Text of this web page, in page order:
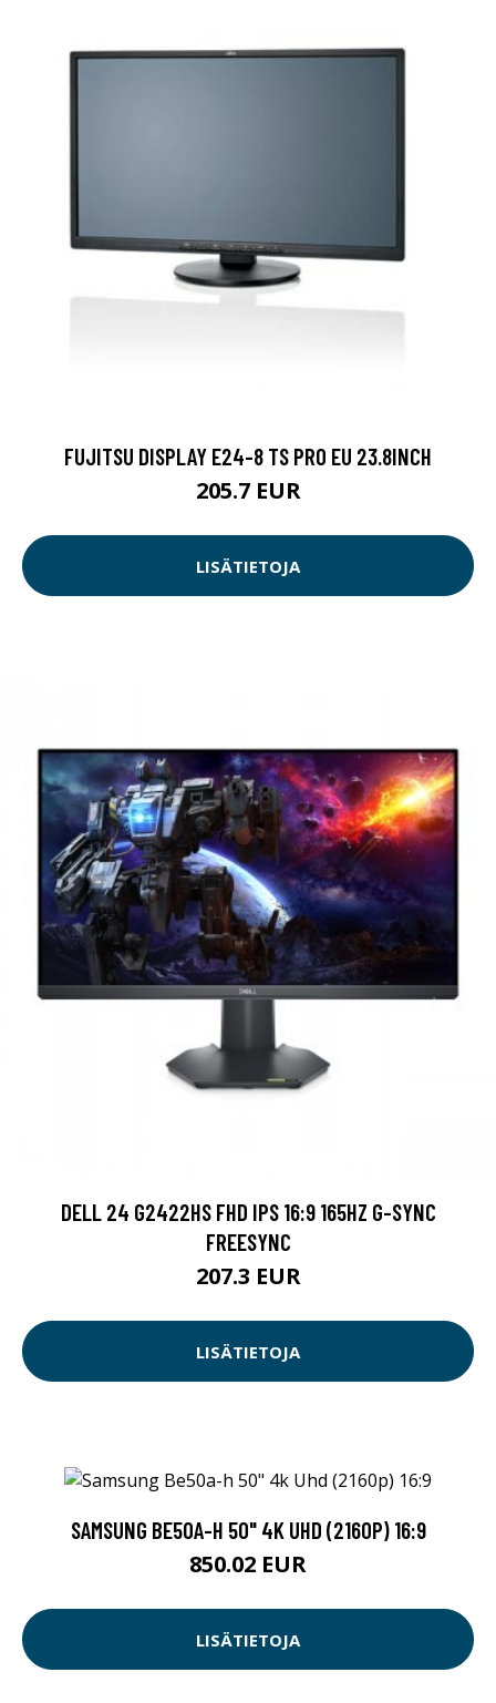
FUJITSU DISPLAY E24-8 TS PRO EU 23.8INCH
205.7 EUR
LISÄTIETOJA
DELL 24 G2422HS FHD IPS 16:9 165HZ G-SYNC
FREESYNC
207.3 EUR
LISÄTIETOJA
SAMSUNG BE50A-H 50" 4K UHD (2160P) 16:9
850.02 EUR
LISÄTIETOJA